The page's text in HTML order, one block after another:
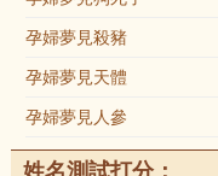
孕婦夢見殺豬
孕婦夢見天體
孕婦夢見人參
姓名測試打分：